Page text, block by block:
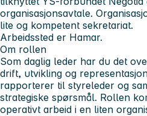
organisasjonsavtale.
lite og kompetent sekretariat.
Arbeidssted er Hamar.
Om rollen
Som daglig leder har du det
drift, utvikling og
rapporterer til styreleder og
strategiske spørsmål. Rollen
operativt arbeid i en liten